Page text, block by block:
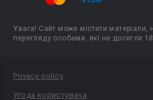
Увага! Сайт може містити матеріали,
перегляду особами, які не досягли 18
Privacy policy
Угода користувача